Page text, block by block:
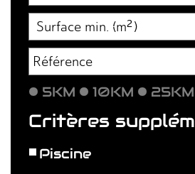
5KM 10KM 25KM
Critères
Piscine